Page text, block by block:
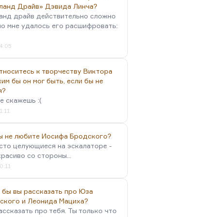
Драйв» Дэвида Линча?
драйв действительно сложно
мне удалось его расшифровать:
к творчеству Виктора
бы он мог быть, если бы не
скажешь :(
не любите Иосифа Бродского?
целующиеся на эскалаторе -
со стороны...
бы вы рассказать про Юза
и Леонида Мациха?
про тебя. Ты только что